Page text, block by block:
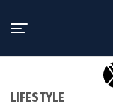
LIFESTYLE